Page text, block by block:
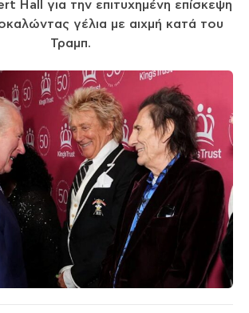
Hall για την επιτυχημένη επίσκεψη
γέλια με αιχμή κατά του
Τραμπ.